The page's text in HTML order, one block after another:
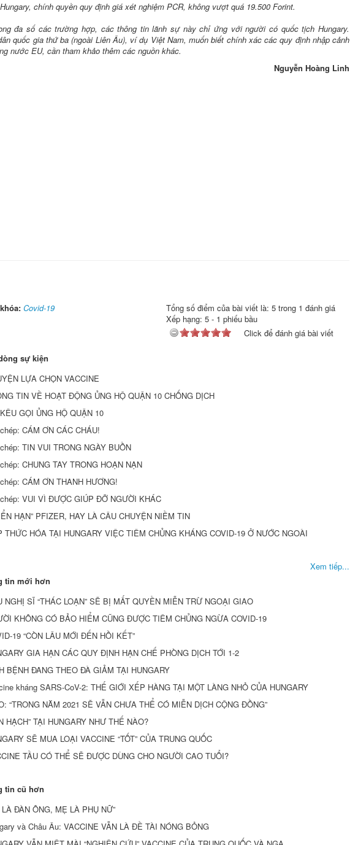
chính quyền quy định giá xét nghiệm PCR, không vượt quá 19.500 Forint.
đa số các trường hợp, các thông tin lãnh sự này chỉ ứng với người có quốc tịch Hungary.
quốc gia thứ ba (ngoài Liên Âu), ví dụ Việt Nam, muốn biết chính xác các quy định nhập cảnh
nước EU, cần tham khảo thêm các nguồn khác.
Nguyễn Hoàng Linh
Covid-19
Tổng số điểm của bài viết là: 5 trong 1 đánh giá
Xếp hạng: 5- 1 phiếu bầu
Click để đánh giá bài viết
sự kiện
LỰA CHỌN VACCINE
TIN VỀ HOẠT ĐỘNG ỦNG HỘ QUẬN 10 CHỐNG DỊCH
GỌI ỦNG HỘ QUẬN 10
CÁM ƠN CÁC CHÁU!
TIN VUI TRONG NGÀY BUỒN
CHUNG TAY TRONG HOẠN NẠN
CÁM ƠN THANH HƯƠNG!
VUI VÌ ĐƯỢC GIÚP ĐỠ NGƯỜI KHÁC
HẠN” PFIZER, HAY LÀ CÂU CHUYỆN NIỀM TIN
THỨC HÓA TẠI HUNGARY VIỆC TIÊM CHỦNG KHÁNG COVID-19 Ở NƯỚC NGOÀI
Xem tiếp...
tin mới hơn
NGHỊ SĨ “THÁC LOẠN” SẼ BỊ MẤT QUYỀN MIỄN TRỪ NGOẠI GIAO
KHÔNG CÓ BẢO HIỂM CŨNG ĐƯỢC TIÊM CHỦNG NGỪA COVID-19
19 “CÒN LÂU MỚI ĐẾN HỒI KẾT”
GIA HẠN CÁC QUY ĐỊNH HẠN CHẾ PHÒNG DỊCH TỚI 1-2
BỆNH ĐANG THEO ĐÀ GIẢM TẠI HUNGARY
kháng SARS-CoV-2: THẾ GIỚI XẾP HÀNG TẠI MỘT LÀNG NHỎ CỦA HUNGARY
“TRONG NĂM 2021 SẼ VẪN CHƯA THỂ CÓ MIỄN DỊCH CỘNG ĐỒNG”
HẠCH” TẠI HUNGARY NHƯ THẾ NÀO?
SẼ MUA LOẠI VACCINE “TỐT” CỦA TRUNG QUỐC
TẦU CÓ THỂ SẼ ĐƯỢC DÙNG CHO NGƯỜI CAO TUỔI?
tin cũ hơn
LÀ ĐÀN ÔNG, MẸ LÀ PHỤ NỮ”
và Châu Âu: VACCINE VẪN LÀ ĐỀ TÀI NÓNG BỎNG